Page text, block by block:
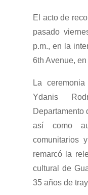
El acto de
pasado
p.m., en la
6th Avenue,
La
Ydanis
Departamento
así como
comunitarios
remarcó la
cultural de
35 años de